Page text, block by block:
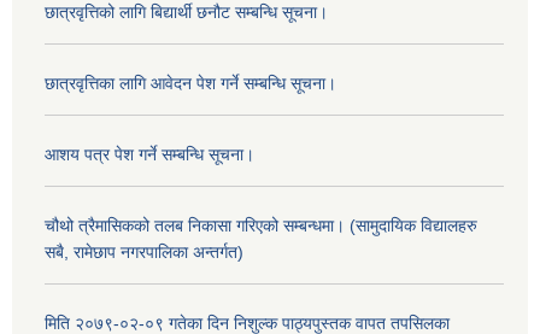
छात्रवृत्तिको लागि बिद्यार्थी छनौट सम्बन्धि सूचना।
छात्रवृत्तिका लागि आवेदन पेश गर्ने सम्बन्धि सूचना।
आशय पत्र पेश गर्ने सम्बन्धि सूचना।
चौथो त्रैमासिकको तलब निकासा गरिएको सम्बन्धमा। (सामुदायिक विद्यालहरु
सबै, रामेछाप नगरपालिका अन्तर्गत)
मिति २०७९-०२-०९ गतेका दिन निशुल्क पाठ्यपुस्तक वापत तपसिलका